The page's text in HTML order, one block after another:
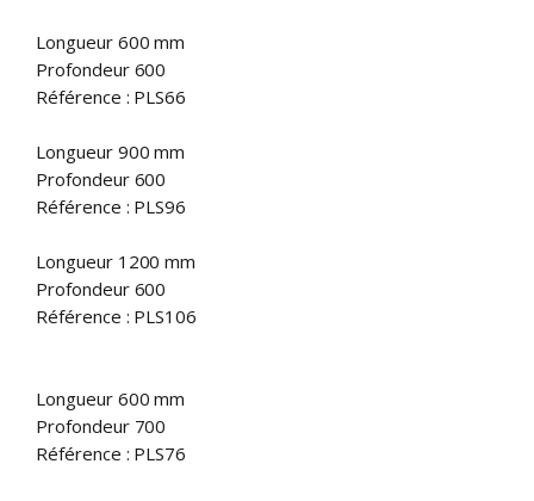
Longueur 600 mm
Profondeur 600
Référence : PLS66
Longueur 900 mm
Profondeur 600
Référence : PLS96
Longueur 1200 mm
Profondeur 600
Référence : PLS106
Longueur 600 mm
Profondeur 700
Référence : PLS76